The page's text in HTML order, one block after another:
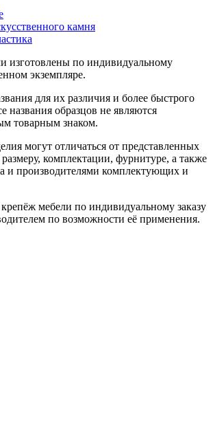
камня
изготовлены по индивидуальному
экземпляре.
для их различия и более быстрого
названия образцов не являются
товарным знаком.
могут отличаться от представленных
комплектации, фурнитуре, а также
и производителями комплектующих и
мебели по индивидуальному заказу
по возможности её применения.